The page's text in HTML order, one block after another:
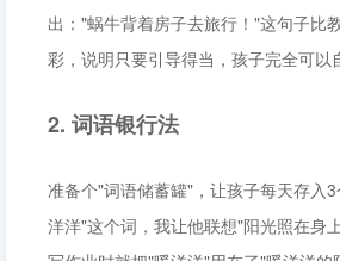
出："蜗牛背着房子去旅行！"这句子比
彩，说明只要引导得当，孩子完全可以
2. 词语银行法
准备个"词语储蓄罐"，让孩子每天存入
洋洋"这个词，我让他联想"阳光照在身